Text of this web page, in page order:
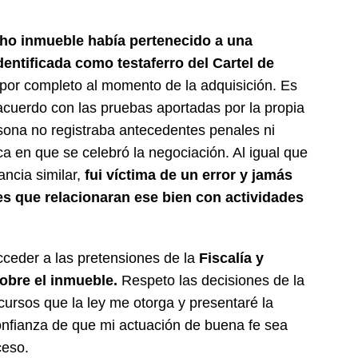
inmueble había pertenecido a una
como testaferro del Cartel de
completo al momento de la adquisición. Es
con las pruebas aportadas por la propia
no registraba antecedentes penales ni
en que se celebró la negociación. Al igual que
similar, fui víctima de un error y jamás
que relacionaran ese bien con actividades
a las pretensiones de la Fiscalía y
el inmueble. Respeto las decisiones de la
que la ley me otorga y presentaré la
de que mi actuación de buena fe sea